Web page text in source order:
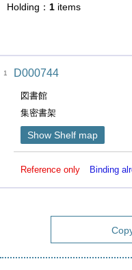
Holding 1 items
1 D000744
図書館
集密書架
Show Shelf map
Reference only Binding